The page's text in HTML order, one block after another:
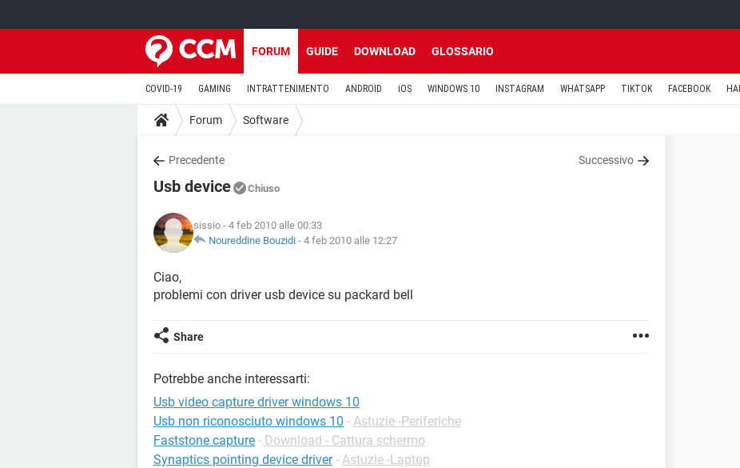
FORUM GUIDE DOWNLOAD GLOSSARIO
COVID-19 GAMING INTRATTENIMENTO ANDROID iOS WINDOWS 10 INSTAGRAM WHATSAPP TIKTOK FACEBOOK
Forum Software
Precedente Successivo
Usb device Chiuso
sissio - 4 feb 2010 alle 00:33
Noureddine Bouzidi - 4 feb 2010 alle 12:27
Ciao,
problemi con driver usb device su packard bell
Share
Potrebbe anche interessarti:
Usb video capture driver windows 10
Usb non riconosciuto windows 10 - Astuzie -Periferiche
Faststone capture - Download - Cattura schermo
Synaptics pointing device driver - Astuzie -Laptop